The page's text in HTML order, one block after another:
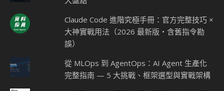
Claude Code 進階究極手冊：官方完整技巧 ×
大神實戰用法（2026 最新版・含舊指令勘
誤）
從 MLOps 到 AgentOps：AI Agent 生產化
完整指南 — 5 大挑戰、框架選型與實戰架構